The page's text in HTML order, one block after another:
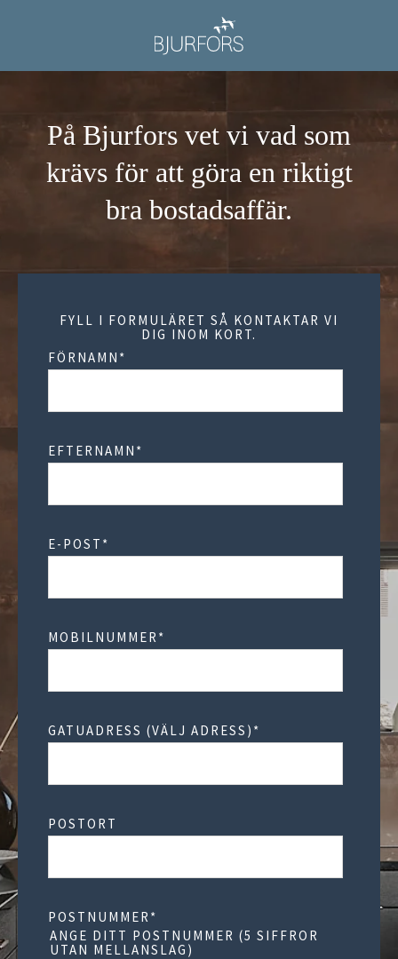
På Bjurfors vet vi vad som
krävs för att göra en riktigt
bra bostadsaffär.
FYLL I FORMULÄRET SÅ KONTAKTAR VI
DIG INOM KORT.
FÖRNAMN *
EFTERNAMN *
E-POST *
MOBILNUMMER *
GATUADRESS (VÄLJ ADRESS) *
POSTORT
POSTNUMMER *
ANGE DITT POSTNUMMER (5 SIFFROR
UTAN MELLANSLAG)